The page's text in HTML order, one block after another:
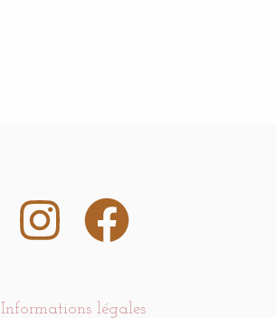
Informations légales